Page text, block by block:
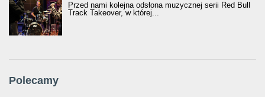
Przed nami kolejna odsłona muzycznej serii Red Bull
Track Takeover, w której...
Polecamy